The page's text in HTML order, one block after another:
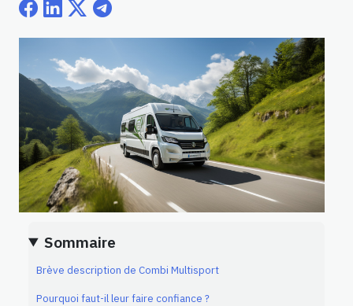
Sommaire
Brève description de Combi Multisport
Pourquoi faut-il leur faire confiance ?